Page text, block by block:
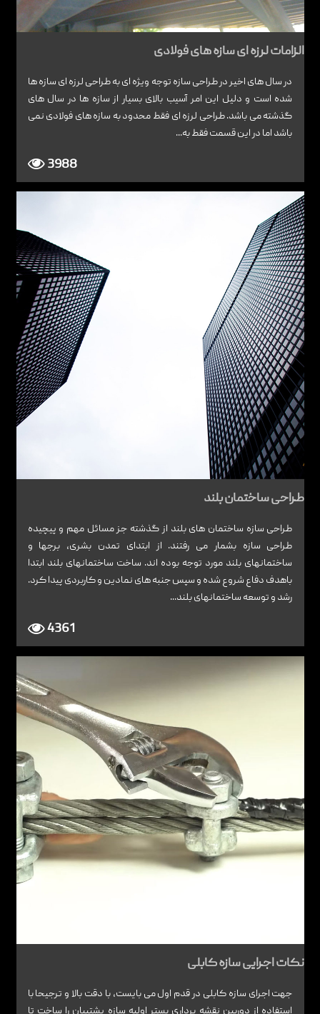
الزامات لرزه ای سازه های فولادی
در سال های اخیر در طراحی سازه توجه ویژه ای به طراحی لرزه ای سازه ها
شده است و دلیل این امر آسیب بالای بسیار از سازه ها در سال های
گذشته می باشد. طراحی لرزه ای فقط محدود به سازه های فولادی نمی
باشد اما در این قسمت فقط به...
3988
طراحی ساختمان بلند
طراحی سازه ساختمان های بلند از گذشته جز مسائل مهم و پیچیده
طراحی سازه بشمار می رفتند. از ابتدای تمدن بشری، برجها و
ساختمانهای بلند مورد توجه بوده اند. ساخت ساختمانهای بلند ابتدا
باهدف دفاع شروع شده و سپس جنبه های نمادین و کاربردی پیدا کرد.
رشد و توسعه ساختمانهای بلند...
4361
نکات اجرایی سازه کابلی
جهت اجرای سازه کابلی در قدم اول می بایست، با دقت بالا و ترجیحا با
استفاده از دوربین نقشه برداری بستر اولیه سازه پشتیبان را ساخت تا